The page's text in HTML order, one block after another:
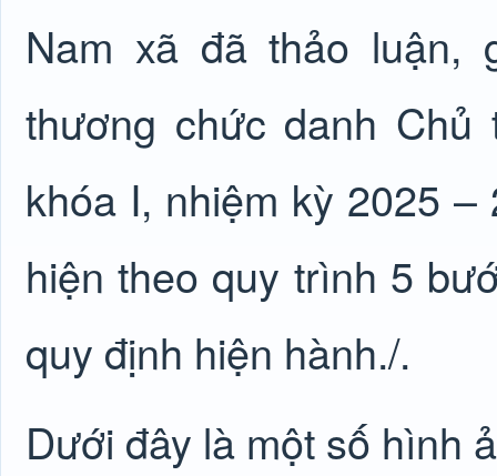
Nam xã đã thảo luận,
thương chức danh
khóa I, nhiệm kỳ 2025
hiện theo quy trình 5
quy định hiện hành./.
Dưới đây là một số hình